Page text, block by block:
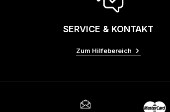
SERVICE & KONTAKT
Zum Hilfebereich